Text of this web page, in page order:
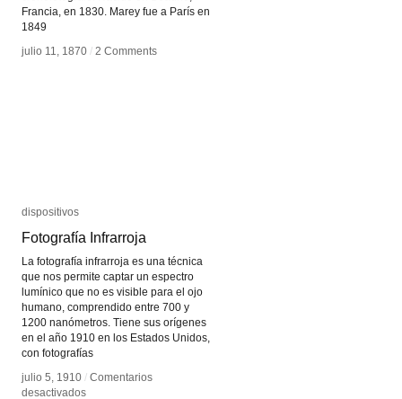
Francia, en 1830. Marey fue a París en
1849
julio 11, 1870 / 2 Comments
julio 11, 1870 / 2 Comments
dispositivos
Fotografía Infrarroja
La fotografía infrarroja es una técnica
que nos permite captar un espectro
lumínico que no es visible para el ojo
humano, comprendido entre 700 y
1200 nanómetros. Tiene sus orígenes
en el año 1910 en los Estados Unidos,
con fotografías
julio 5, 1910 / Comentarios
desactivadosen
dispositivos
Fotografía Infrarroja
julio 5, 1910 / Comentarios
desactivadosen